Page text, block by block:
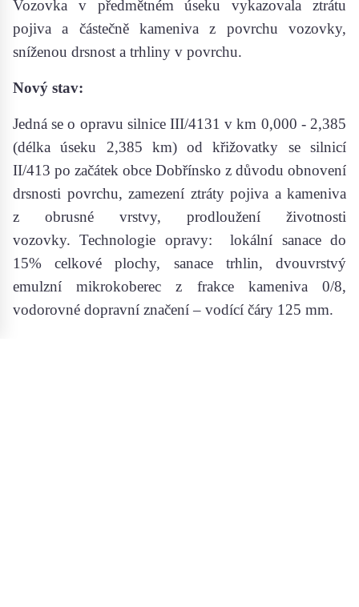
Vozovka v předmětném úseku vykazovala ztrátu
pojiva a částečně kameniva z povrchu vozovky,
sníženou drsnost a trhliny v povrchu.
Nový stav:
Jedná se o opravu silnice III/4131 v km 0,000 - 2,385
(délka úseku 2,385 km) od křižovatky se silnicí
II/413 po začátek obce Dobřínsko z důvodu obnovení
drsnosti povrchu, zamezení ztráty pojiva a kameniva
z obrusné vrstvy, prodloužení životnosti
vozovky.Technologie opravy: lokální sanace do
15% celkové plochy, sanace trhlin, dvouvrstvý
emulzní mikrokoberec z frakce kameniva 0/8,
vodorovné dopravní značení – vodící čáry 125 mm.